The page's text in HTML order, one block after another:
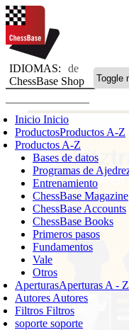
IDIOMAS:
de
ChessBase Shop
Toggle
Inicio Inicio
ProductosProductos A-Z
Productos A-Z
Bases de datos
Programas de
Entrenamiento
ChessBase Magazine
ChessBase Accounts
ChessBase Books
Primeros pasos
Fundamentos
Vale
Otros
AperturasAperturas A - Z
Autores Autores
Filtros Filtros
soporte soporte